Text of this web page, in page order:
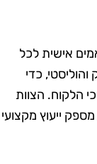
אישית לכל
כדי
הצוות
ייעוץ מקצועי